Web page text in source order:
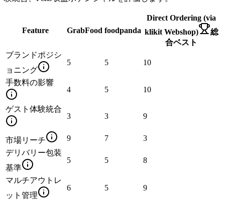
Feature GrabFood foodpanda
Direct Ordering (via
klikit Webshop)
総
合ベスト
ブランドポジシ
ョニング
5 5 10
手数料の影響
4
5 10
ゲスト体験統合
3
3 9
市場リーチ 9 7
3
デリバリー包装
基準
5 5 8
マルチアウトレ
ット管理
6 5 9